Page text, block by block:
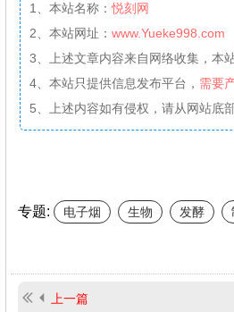
1、本站名称：悦刻网
2、本站网址： www.Yueke998.com
3、上述文章内容来自网络收集，本
4、本站只提供信息发布平台， 需要
5、上述内容如有侵权，请从网站底
专题: 电子烟 生物 发酵
上一篇